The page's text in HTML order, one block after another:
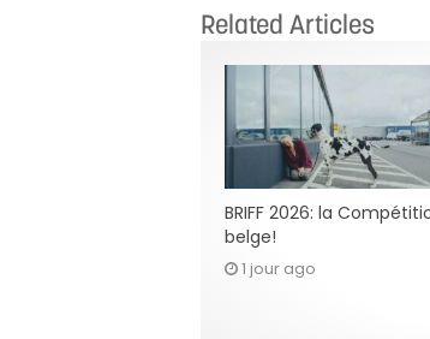
Related Articles
BRIFF 2026: la
belge!
1 jour ago